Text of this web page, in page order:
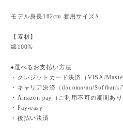
モデル身長162cm 着用サイズS
【素材】
綿100%
♦︎選べるお支払い方法
・クレジットカード決済（VISA/
・キャリア決済（docomo/au/Softbank/
・Amazon pay（ご利用不可の期間あり
・Pay-easy
・後払い決済